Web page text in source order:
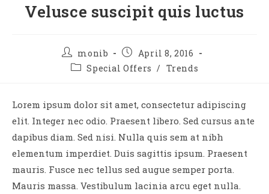
Velusce suscipit quis luctus
monib
April 8, 2016
Special Offers / Trends
Lorem ipsum dolor sit amet, consectetur adipiscing
elit. Integer nec odio. Praesent libero. Sed cursus ante
dapibus diam. Sed nisi. Nulla quis sem at nibh
elementum imperdiet. Duis sagittis ipsum. Praesent
mauris. Fusce nec tellus sed augue semper porta.
Mauris massa. Vestibulum lacinia arcu eget nulla.